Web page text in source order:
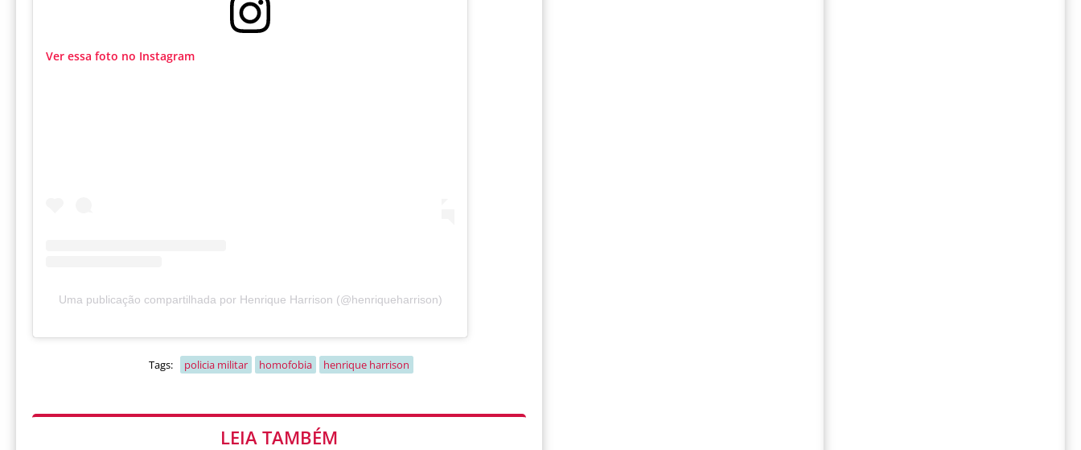
Ver essa foto no Instagram
Uma publicação compartilhada por Henrique Harrison (@henriqueharrison)
Tags: policia militar homofobia henrique harrison
LEIA TAMBÉM